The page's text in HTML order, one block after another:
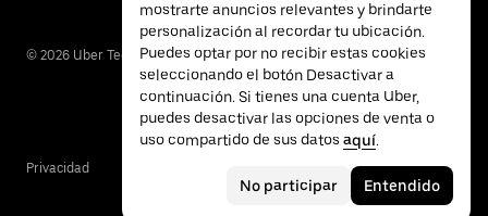
© 2026 Uber Technologies Inc.
Privacidad
mostrarte anuncios relevantes y brindarte
personalización al recordar tu ubicación.
Puedes optar por no recibir estas cookies
seleccionando el botón Desactivar a
continuación. Si tienes una cuenta Uber,
puedes desactivar las opciones de venta o
uso compartido de sus datos aquí.
No participar Entendido